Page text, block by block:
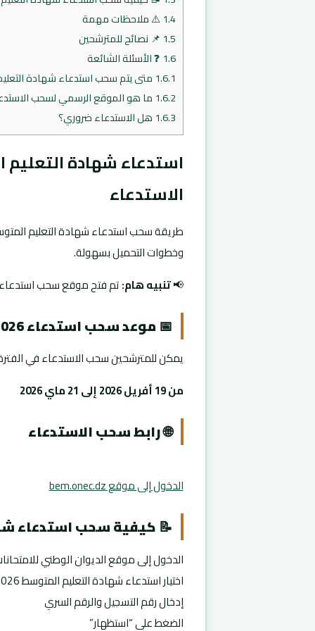
1.4⚠️ ملاحظات مهمة
1.5 📌 نصائح للمترشحين
1.6 ❓ الأسئلة الشائعة
1.6.1 متى يتم سحب استدعاء شهادة التعليم
1.6.2 ما هو الموقع الرسمي لسحب
1.6.3 هل الاستدعاء ضروري؟
الاستدعاء
وخطوات التحميل بسهولة.
📢تنبيه هام:تم فتح موقع سحب استدعاء
📅 موعد سحب استدعاء BEM 2026
يمكن للمترشحين سحب الاستدعاء في الفترة
من 19 أفريل 2026 إلى 21 ماي 2026
🌐 رابط سحب الاستدعاء
الدخول إلى موقع bem.onec.dz
📝 كيفية سحب استدعاء
الدخول إلى موقع الديوان الوطني
اختيار استدعاء شهادة التعليم المتوسط 2026
إدخال رقم التسجيل والرقم السري
الضغط على “استظهار”